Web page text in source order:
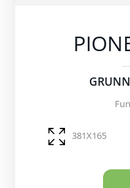
381X165